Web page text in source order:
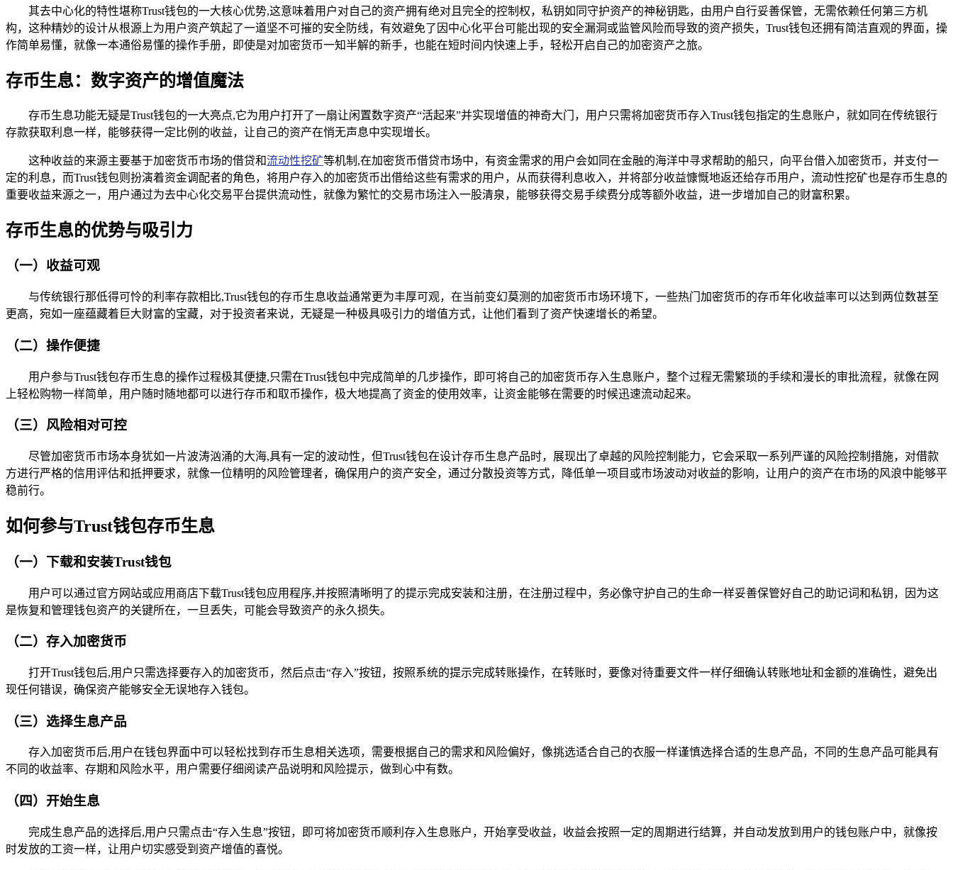
其去中心化的特性堪称Trust钱包的一大核心优势,这意味着用户对自己的资产拥有绝对且完全的控制权，私钥如同守护资产的神秘钥匙，由用户自行妥善保管，无需依赖任何第三方机
构，这种精妙的设计从根源上为用户资产筑起了一道坚不可摧的安全防线，有效避免了因中心化平台可能出现的安全漏洞或监管风险而导致的资产损失，Trust钱包还拥有简洁直观的界面，操
作简单易懂，就像一本通俗易懂的操作手册，即使是对加密货币一知半解的新手，也能在短时间内快速上手，轻松开启自己的加密资产之旅。
存币生息：数字资产的增值魔法
存币生息功能无疑是Trust钱包的一大亮点,它为用户打开了一扇让闲置数字资产“活起来”并实现增值的神奇大门，用户只需将加密货币存入Trust钱包指定的生息账户，就如同在传统银行
存款获取利息一样，能够获得一定比例的收益，让自己的资产在悄无声息中实现增长。
这种收益的来源主要基于加密货币市场的借贷和流动性挖矿等机制,在加密货币借贷市场中，有资金需求的用户会如同在金融的海洋中寻求帮助的船只，向平台借入加密货币，并支付一
定的利息，而Trust钱包则扮演着资金调配者的角色，将用户存入的加密货币出借给这些有需求的用户，从而获得利息收入，并将部分收益慷慨地返还给存币用户，流动性挖矿也是存币生息的
重要收益来源之一，用户通过为去中心化交易平台提供流动性，就像为繁忙的交易市场注入一股清泉，能够获得交易手续费分成等额外收益，进一步增加自己的财富积累。
存币生息的优势与吸引力
（一）收益可观
与传统银行那低得可怜的利率存款相比,Trust钱包的存币生息收益通常更为丰厚可观，在当前变幻莫测的加密货币市场环境下，一些热门加密货币的存币年化收益率可以达到两位数甚至
更高，宛如一座蕴藏着巨大财富的宝藏，对于投资者来说，无疑是一种极具吸引力的增值方式，让他们看到了资产快速增长的希望。
（二）操作便捷
用户参与Trust钱包存币生息的操作过程极其便捷,只需在Trust钱包中完成简单的几步操作，即可将自己的加密货币存入生息账户，整个过程无需繁琐的手续和漫长的审批流程，就像在网
上轻松购物一样简单，用户随时随地都可以进行存币和取币操作，极大地提高了资金的使用效率，让资金能够在需要的时候迅速流动起来。
（三）风险相对可控
尽管加密货币市场本身犹如一片波涛汹涌的大海,具有一定的波动性，但Trust钱包在设计存币生息产品时，展现出了卓越的风险控制能力，它会采取一系列严谨的风险控制措施，对借款
方进行严格的信用评估和抵押要求，就像一位精明的风险管理者，确保用户的资产安全，通过分散投资等方式，降低单一项目或市场波动对收益的影响，让用户的资产在市场的风浪中能够平
稳前行。
如何参与Trust钱包存币生息
（一）下载和安装Trust钱包
用户可以通过官方网站或应用商店下载Trust钱包应用程序,并按照清晰明了的提示完成安装和注册，在注册过程中，务必像守护自己的生命一样妥善保管好自己的助记词和私钥，因为这
是恢复和管理钱包资产的关键所在，一旦丢失，可能会导致资产的永久损失。
（二）存入加密货币
打开Trust钱包后,用户只需选择要存入的加密货币，然后点击“存入”按钮，按照系统的提示完成转账操作，在转账时，要像对待重要文件一样仔细确认转账地址和金额的准确性，避免出
现任何错误，确保资产能够安全无误地存入钱包。
（三）选择生息产品
存入加密货币后,用户在钱包界面中可以轻松找到存币生息相关选项，需要根据自己的需求和风险偏好，像挑选适合自己的衣服一样谨慎选择合适的生息产品，不同的生息产品可能具有
不同的收益率、存期和风险水平，用户需要仔细阅读产品说明和风险提示，做到心中有数。
（四）开始生息
完成生息产品的选择后,用户只需点击“存入生息”按钮，即可将加密货币顺利存入生息账户，开始享受收益，收益会按照一定的周期进行结算，并自动发放到用户的钱包账户中，就像按
时发放的工资一样，让用户切实感受到资产增值的喜悦。